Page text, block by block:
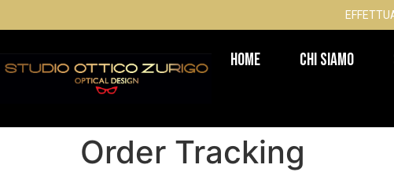
Home Chi Siamo
Order Tracking